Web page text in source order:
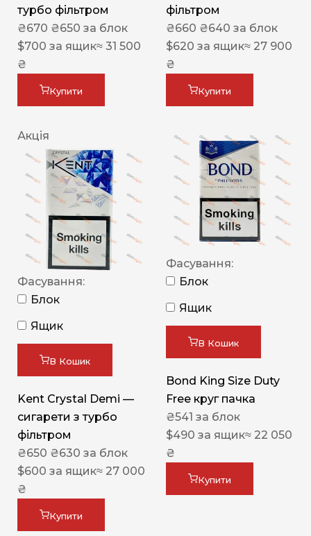
турбо фільтром
₴670 ₴650 за блок
$700 за ящик≈ 31 500
₴
Купити
фільтром
₴660 ₴640 за блок
$620 за ящик≈ 27 900
₴
Купити
Акція
Фасування:
Блок
Ящик
В Кошик
Kent Crystal Demi —
сигарети з турбо
фільтром
₴650 ₴630 за блок
$600 за ящик≈ 27 000
₴
Купити
Фасування:
Блок
Ящик
В Кошик
Bond King Size Duty
Free круг пачка
₴541 за блок
$490 за ящик≈ 22 050
₴
Купити